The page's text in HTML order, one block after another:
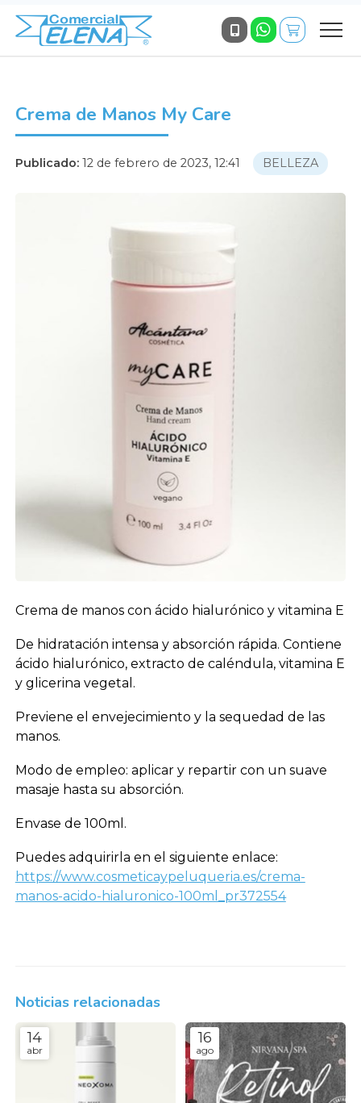
Crema de Manos My Care
Publicado: 12 de febrero de 2023, 12:41 BELLEZA
Crema de manos con ácido hialurónico y vitamina E
De hidratación intensa y absorción rápida. Contiene
ácido hialurónico, extracto de caléndula, vitamina E
y glicerina vegetal.
Previene el envejecimiento y la sequedad de las
manos.
Modo de empleo: aplicar y repartir con un suave
masaje hasta su absorción.
Envase de 100ml.
Puedes adquirirla en el siguiente enlace:
https://www.cosmeticaypeluqueria.es/crema-
manos-acido-hialuronico-100ml_pr372554
Noticias relacionadas
14
abr
16
ago